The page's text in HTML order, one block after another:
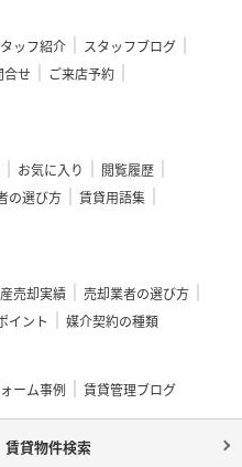
ッフ紹介
スタッフブログ
合せ
ご来店予約
お気に入り
閲覧履歴
の選び方
賃貸用語集
売却実績
売却業者の選び方
イント 媒介契約の種類
ーム事例 賃貸管理ブログ
賃貸物件検索